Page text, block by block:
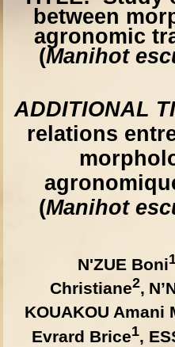
between
agronomic
(Manihot
ADDITIONAL
relations
(Manihot
N'ZUE Boni
Christiane2,
KOUAKOU Amani
Evrard Brice1,